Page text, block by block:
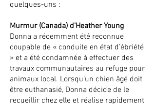
quelques-uns :
Murmur (Canada) d’Heather Young
Donna a récemment été reconnue
coupable de « conduite en état d’ébriété
» et a été condamnée à effectuer des
travaux communautaires au refuge pour
animaux local. Lorsqu’un chien âgé doit
être euthanasié, Donna décide de le
recueillir chez elle et réalise rapidement